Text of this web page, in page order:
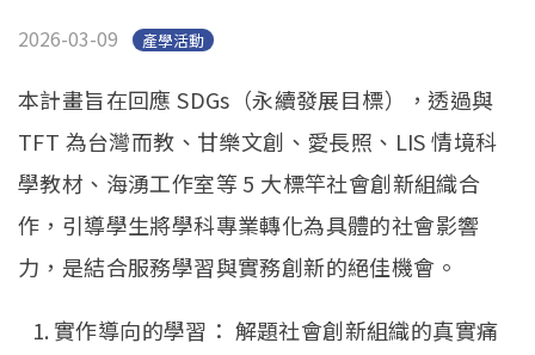
2026-03-09 產學活動
本計畫旨在回應 SDGs（永續發展目標），透過與
TFT 為台灣而教、甘樂文創、愛長照、LIS 情境科
學教材、海湧工作室等 5 大標竿社會創新組織合
作， 引導學生將學科專業轉化為具體的社會影響
力， 是結合服務學習與實務創新的絕佳機會。
實作導向的學習： 解題社會創新組織的真實痛